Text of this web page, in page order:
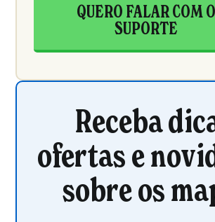
QUERO FALAR COM O
SUPORTE
Receba
ofertas e
sobre os